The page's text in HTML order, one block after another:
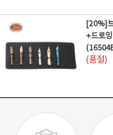
[20%]
+드로
(품절)